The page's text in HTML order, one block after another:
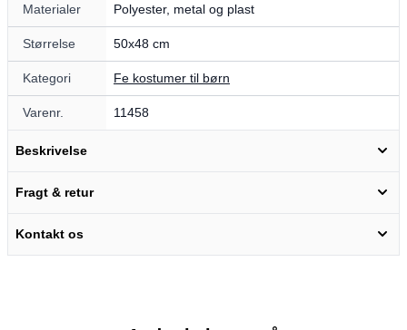
Materialer Polyester, metal og plast
Størrelse 50x48 cm
Kategori Fe kostumer til børn
Varenr. 11458
Beskrivelse
Fragt & retur
Kontakt os